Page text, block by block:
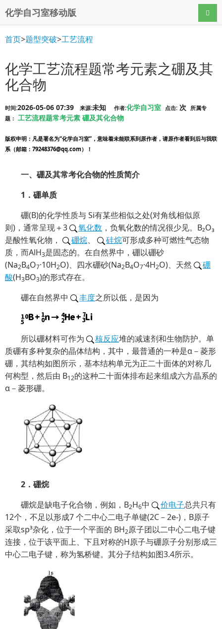
化学自习室移动版 导航
首页>题型突破>工艺流程
化学工艺流程题常考元素之硼及其
化合物
时间:2026-05-06 07:39 来源:未知 作者:化学自习室 点击: 次
所属专
题： 工艺流程题常考元素 硼及其化合物
版权申明 ：凡是署名为“化学自习室”，意味着未能联系到原作者，请原作者看到后与我联
系（邮箱：79248376@qq.com）！
一、硼及其常考化合物的性质简介
1．硼单质
硼(B)的化学性质与 Si有某些相似之处(对角线相似原
则)，通常呈现＋3
氧化数 ，负氧化数的情况很少见。B₂O₃
是酸性氧化物，
硼烷、 硅烷可形成多种可燃性气态物
质，而AlH3是固态的。在自然界中，硼以硼砂
(Na2B4O7·10H2O)、四水硼砂(Na2B4O7·4H2O)、天然
硼
酸(H3BO3)的形式存在。
硼在自然界中
丰度之所以低，是因为
所以硼材料可作为 核反应堆的减速剂和生物防护。单
质硼有多种复杂的晶体结构，其中，最普通的一种是α－菱形
硼，其结构如图所示，基本结构单元为正二十面体的对称几
何构型，然后由 B12的这种二十面体排布起来组成六方晶系的
α－菱形硼。
2．硼烷
硼烷是缺电子化合物，例如，B2H6中 价电子总共只有
12个，不足以形成7 个二中心二电子单键(2C－2e-)，B原子
采取sp³杂化，位于一个平面的 BH2原子团以二中心二电子键
连接，位于该平面上、下且对称的H原子与硼原子分别形成三
中心二电子键，称为氢桥键。其分子结构如图3.4所示。